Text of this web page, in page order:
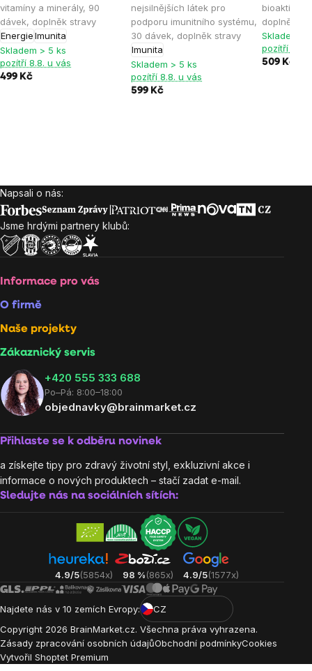
vitamíny a minerály, 90
dávek, doplněk stravy
EnergieImunita
Skladem > 5 ks
pozítří 8.8. u vás
499 Kč
nejsilnějších látek pro
podporu imunitního systému,
30 dávek, doplněk stravy
Imunita
Skladem > 5 ks
pozítří 8.8. u vás
599 Kč
bioaktivní
doplněk
Skladem >
pozítří 8.8.
509 Kč
Zápatí
Napsali o nás:
Jsme hrdými partnery klubů:
Informace pro vás
O firmě
Naše projekty
Zákaznický servis
‭+420 555 333 688
Po–Pá: 8:00–18:00
objednavky@brainmarket.cz
Přihlaste se k odběru novinek
a získejte tipy pro zdravý životní styl, exkluzivní akce i
informace o nových produktech – stačí zadat e-mail.
Sledujte nás na sociálních sítích:
4.9/5(5854x) 98 %(865x) 4.9/5(1577x)
Najdete nás v 10 zemích Evropy:
CZ
Copyright 2026 BrainMarket.cz. Všechna práva vyhrazena.
Zásady zpracování osobních údajůObchodní podmínkyCookies
Vytvořil Shoptet Premium